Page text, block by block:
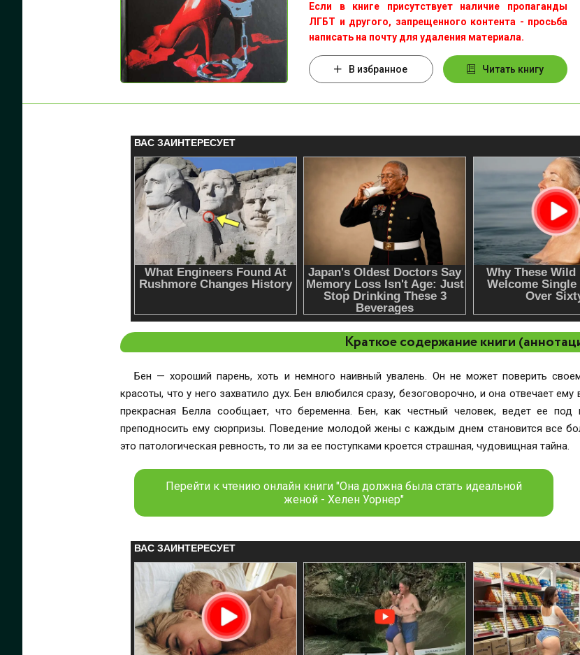
Если в книге присутствует наличие пропаганды
ЛГБТ и другого, запрещенного контента - просьба
написать на почту для удаления материала.
В избранное Читать книгу
Краткое содержание книги
Бен — хороший парень, хоть и немного наивный увалень. Он не может поверить
красоты, что у него захватило дух. Бен влюбился сразу, безоговорочно, и она отвечает
прекрасная Белла сообщает, что беременна. Бен, как честный человек, ведет ее
преподносить ему сюрпризы. Поведение молодой жены с каждым днем становится все
это патологическая ревность, то ли за ее поступками кроется страшная, чудовищная тайна.
Перейти к чтению онлайн книги "Она должна была стать идеальной
женой - Хелен Уорнер"